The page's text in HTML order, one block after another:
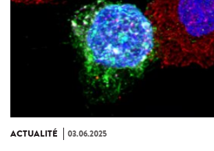
ACTUALITÉ 03.06.2025